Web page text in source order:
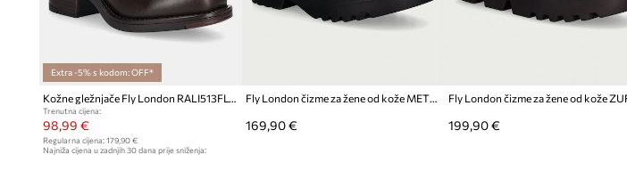
Extra -5% s kodom: OFF*
Kožne gležnjače Fly London RALI513FLY
Trenutna cijena:
98,99 €
Regularna cijena: 179,90 €
Najniža cijena u zadnjih 30 dana prije sniženja:
Fly London čizme za žene od kože METZ788FLY
169,90 € 199,90 €